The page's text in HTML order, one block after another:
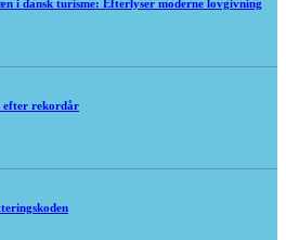
i dansk turisme: Efterlyser moderne lovgivning
efter rekordår